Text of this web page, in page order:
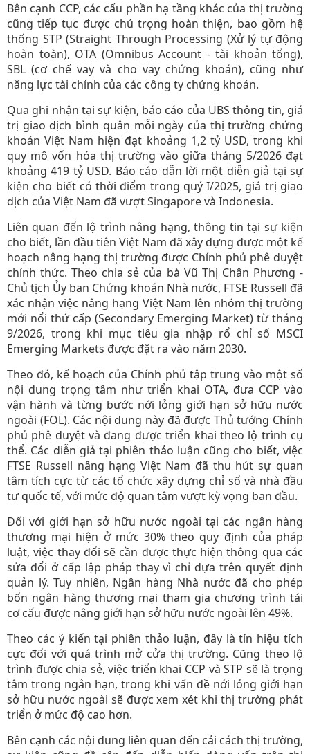
Bên cạnh CCP, các cấu phần hạ tầng khác của thị trường
cũng tiếp tục được chú trọng hoàn thiện, bao gồm hệ
thống STP (Straight Through Processing (Xử lý tự động
hoàn toàn), OTA (Omnibus Account - tài khoản tổng),
SBL (cơ chế vay và cho vay chứng khoán), cũng như
năng lực tài chính của các công ty chứng khoán.
Qua ghi nhận tại sự kiện, báo cáo của UBS thông tin, giá
trị giao dịch bình quân mỗi ngày của thị trường chứng
khoán Việt Nam hiện đạt khoảng 1,2 tỷ USD, trong khi
quy mô vốn hóa thị trường vào giữa tháng 5/2026 đạt
khoảng 419 tỷ USD. Báo cáo dẫn lời một diễn giả tại sự
kiện cho biết có thời điểm trong quý I/2025, giá trị giao
dịch của Việt Nam đã vượt Singapore và Indonesia.
Liên quan đến lộ trình nâng hạng, thông tin tại sự kiện
cho biết, lần đầu tiên Việt Nam đã xây dựng được một kế
hoạch nâng hạng thị trường được Chính phủ phê duyệt
chính thức. Theo chia sẻ của bà Vũ Thị Chân Phương -
Chủ tịch Ủy ban Chứng khoán Nhà nước, FTSE Russell đã
xác nhận việc nâng hạng Việt Nam lên nhóm thị trường
mới nổi thứ cấp (Secondary Emerging Market) từ tháng
9/2026, trong khi mục tiêu gia nhập rổ chỉ số MSCI
Emerging Markets được đặt ra vào năm 2030.
Theo đó, kế hoạch của Chính phủ tập trung vào một số
nội dung trọng tâm như triển khai OTA, đưa CCP vào
vận hành và từng bước nới lỏng giới hạn sở hữu nước
ngoài (FOL). Các nội dung này đã được Thủ tướng Chính
phủ phê duyệt và đang được triển khai theo lộ trình cụ
thể. Các diễn giả tại phiên thảo luận cũng cho biết, việc
FTSE Russell nâng hạng Việt Nam đã thu hút sự quan
tâm tích cực từ các tổ chức xây dựng chỉ số và nhà đầu
tư quốc tế, với mức độ quan tâm vượt kỳ vọng ban đầu.
Đối với giới hạn sở hữu nước ngoài tại các ngân hàng
thương mại hiện ở mức 30% theo quy định của pháp
luật, việc thay đổi sẽ cần được thực hiện thông qua các
sửa đổi ở cấp lập pháp thay vì chỉ dựa trên quyết định
quản lý. Tuy nhiên, Ngân hàng Nhà nước đã cho phép
bốn ngân hàng thương mại tham gia chương trình tái
cơ cấu được nâng giới hạn sở hữu nước ngoài lên 49%.
Theo các ý kiến tại phiên thảo luận, đây là tín hiệu tích
cực đối với quá trình mở cửa thị trường. Cũng theo lộ
trình được chia sẻ, việc triển khai CCP và STP sẽ là trọng
tâm trong ngắn hạn, trong khi vấn đề nới lỏng giới hạn
sở hữu nước ngoài sẽ được xem xét khi thị trường phát
triển ở mức độ cao hơn.
Bên cạnh các nội dung liên quan đến cải cách thị trường,